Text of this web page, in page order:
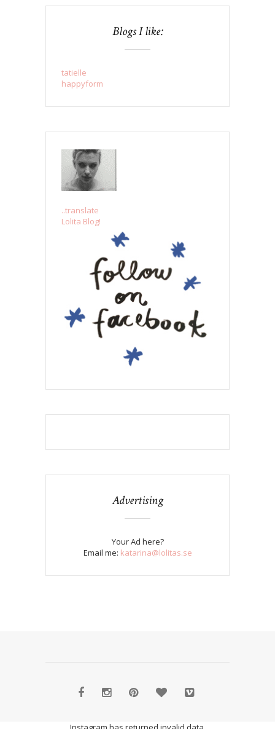
Blogs I like:
tatielle
happyform
..translate
Lolita Blog!
Advertising
Your Ad here?
Email me: katarina@lolitas.se